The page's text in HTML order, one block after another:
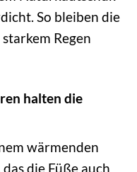
So bleiben die
Regen
halten die
wärmenden
die Füße auch